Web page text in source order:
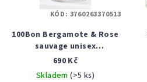
100Bon Bergamote & Rose
sauvage unisex
parfémovaná voda 50 ml
Tester
690 Kč
Skladem(>5 ks)
KÓD: 3760263370513